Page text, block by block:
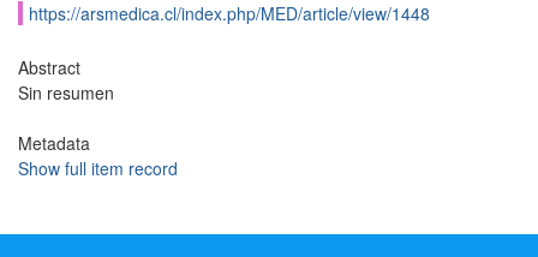
https://arsmedica.cl/index.php/MED/article/view/1448
Abstract
Sin resumen
Metadata
Show full item record